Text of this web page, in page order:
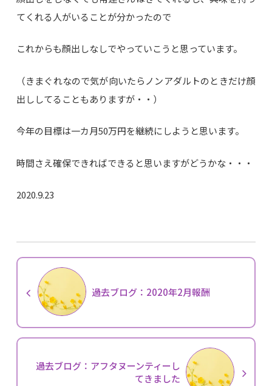
てくれる人がいることが分かったので
これからも顔出しなしでやっていこうと思っています。
（きまぐれなので気が向いたらノンアダルトのときだけ顔
出ししてることもありますが・・）
今年の目標は一カ月50万円を継続にしようと思います。
時間さえ確保できればできると思いますがどうかな・・・
2020.9.23
過去ブログ：2020年2月報酬
過去ブログ：アフタヌーンティーし
てきました